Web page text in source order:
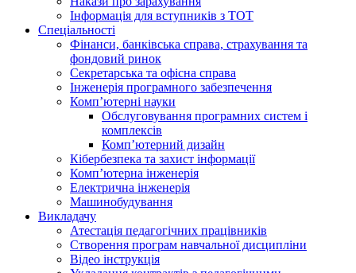
Інформація для вступників з ТОТ
Спеціальності
Фінанси, банківська справа, страхування та
фондовий ринок
Секретарська та офісна справа
Інженерія програмного забезпечення
Комп’ютерні науки
Обслуговування програмних систем і
комплексів
Комп’ютерний дизайн
Кібербезпека та захист інформації
Комп’ютерна інженерія
Електрична інженерія
Машинобудування
Викладачу
Атестація педагогічних працівників
Створення програм навчальної дисципліни
Відео інструкція